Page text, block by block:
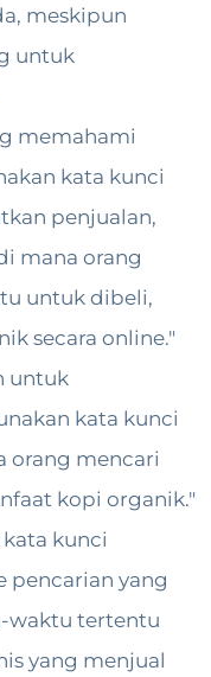
meskipun
untuk
memahami
kata kunci
penjualan,
mana orang
untuk dibeli,
secara online."
untuk
kata kunci
orang mencari
kopi organik."
kunci
yang
waktu tertentu
yang menjual